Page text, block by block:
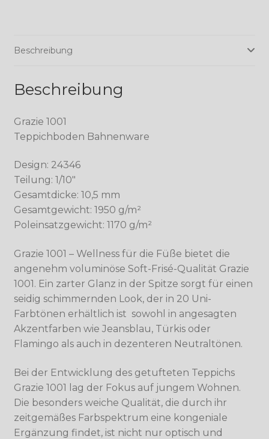
Beschreibung
Beschreibung
Grazie 1001
Teppichboden Bahnenware
Design: 24346
Teilung: 1/10″
Gesamtdicke: 10,5 mm
Gesamtgewicht: 1950 g/m²
Poleinsatzgewicht: 1170 g/m²
Grazie 1001 – Wellness für die Füße bietet die
angenehm voluminöse Soft-Frisé-Qualität Grazie
1001. Ein zarter Glanz in der Spitze sorgt für einen
seidig schimmernden Look, der in 20 Uni-
Farbtönen erhältlich ist  sowohl in angesagten
Akzentfarben wie Jeansblau, Türkis oder
Flamingo als auch in dezenteren Neutraltönen.
Bei der Entwicklung des getufteten Teppichs
Grazie 1001 lag der Fokus auf jungem Wohnen.
Die besonders weiche Qualität, die durch ihr
zeitgemäßes Farbspektrum eine kongeniale
Ergänzung findet, ist nicht nur optisch und